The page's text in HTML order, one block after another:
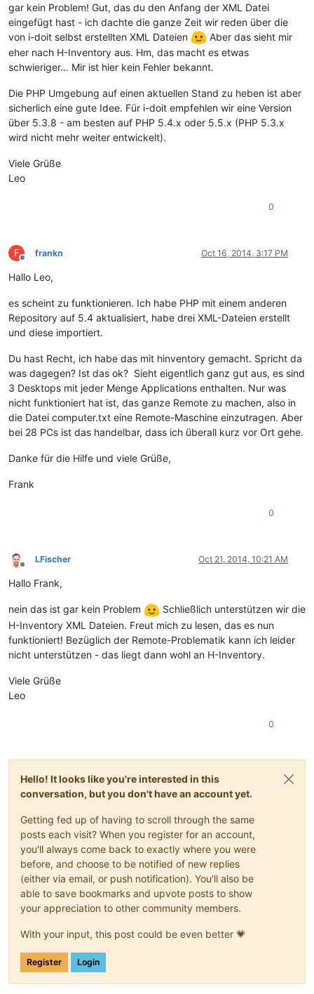
gar kein Problem! Gut, das du den Anfang der XML Datei
eingefügt hast - ich dachte die ganze Zeit wir reden über die
von i-doit selbst erstellten XML Dateien
Aber das sieht mir
eher nach H-Inventory aus. Hm, das macht es etwas
schwieriger… Mir ist hier kein Fehler bekannt.
Die PHP Umgebung auf einen aktuellen Stand zu heben ist aber
sicherlich eine gute Idee. Für i-doit empfehlen wir eine Version
über 5.3.8 - am besten auf PHP 5.4.x oder 5.5.x (PHP 5.3.x
wird nicht mehr weiter entwickelt).
Viele Grüße
Leo
0
F
Offline
frankn Oct 16, 2014, 3:17 PM
Hallo Leo,
es scheint zu funktionieren. Ich habe PHP mit einem anderen
Repository auf 5.4 aktualisiert, habe drei XML-Dateien erstellt
und diese importiert.
Du hast Recht, ich habe das mit hinventory gemacht. Spricht da
was dagegen? Ist das ok? Sieht eigentlich ganz gut aus, es sind
3 Desktops mit jeder Menge Applications enthalten. Nur was
nicht funktioniert hat ist, das ganze Remote zu machen, also in
die Datei computer.txt eine Remote-Maschine einzutragen. Aber
bei 28 PCs ist das handelbar, dass ich überall kurz vor Ort gehe.
Danke für die Hilfe und viele Grüße,
Frank
0
Offline
LFischer Oct 21, 2014, 10:21 AM
Hallo Frank,
nein das ist gar kein Problem
Schließlich unterstützen wir die
H-Inventory XML Dateien. Freut mich zu lesen, das es nun
funktioniert! Bezüglich der Remote-Problematik kann ich leider
nicht unterstützen - das liegt dann wohl an H-Inventory.
Viele Grüße
Leo
0
Hello! It looks like you're interested in this
conversation, but you don't have an account yet.
Getting fed up of having to scroll through the same
posts each visit? When you register for an account,
you'll always come back to exactly where you were
before, and choose to be notified of new replies
(either via email, or push notification). You'll also be
able to save bookmarks and upvote posts to show
your appreciation to other community members.
With your input, this post could be even better 💗
Register Login